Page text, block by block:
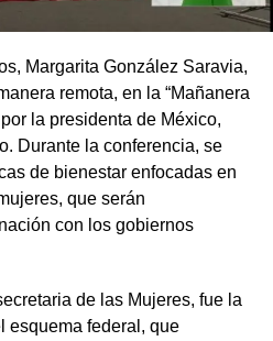
Margarita González Saravia,
remota, en la “Mañanera
la presidenta de México,
Durante la conferencia, se
de bienestar enfocadas en
que serán
con los gobiernos
de las Mujeres, fue la
esquema federal, que